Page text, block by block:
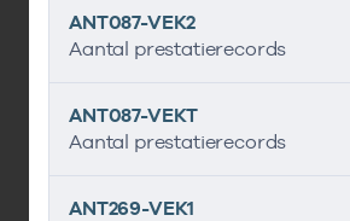
ANT087-VEK2
Aantal prestatierecords
ANT087-VEKT
Aantal prestatierecords
ANT269-VEK1